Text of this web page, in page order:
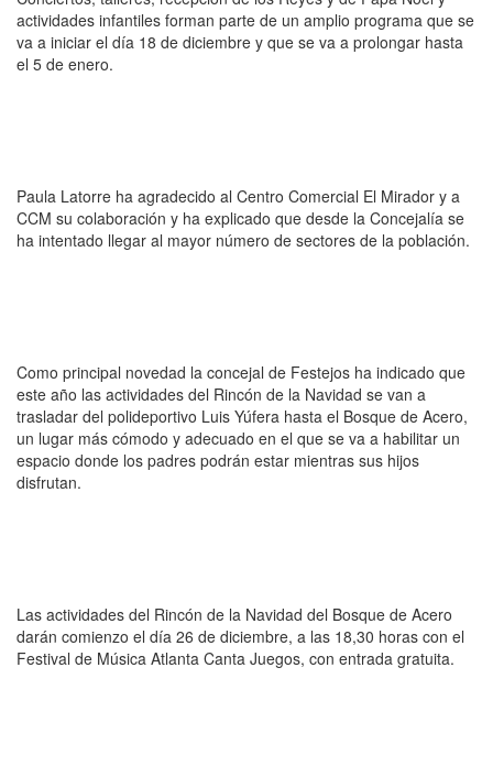
actividades infantiles forman parte de un amplio programa que se
va a iniciar el día 18 de diciembre y que se va a prolongar hasta
el 5 de enero.
Paula Latorre ha agradecido al Centro Comercial El Mirador y a
CCM su colaboración y ha explicado que desde la Concejalía se
ha intentado llegar al mayor número de sectores de la población.
Como principal novedad la concejal de Festejos ha indicado que
este año las actividades del Rincón de la Navidad se van a
trasladar del polideportivo Luis Yúfera hasta el Bosque de Acero,
un lugar más cómodo y adecuado en el que se va a habilitar un
espacio donde los padres podrán estar mientras sus hijos
disfrutan.
Las actividades del Rincón de la Navidad del Bosque de Acero
darán comienzo el día 26 de diciembre, a las 18,30 horas con el
Festival de Música Atlanta Canta Juegos, con entrada gratuita.